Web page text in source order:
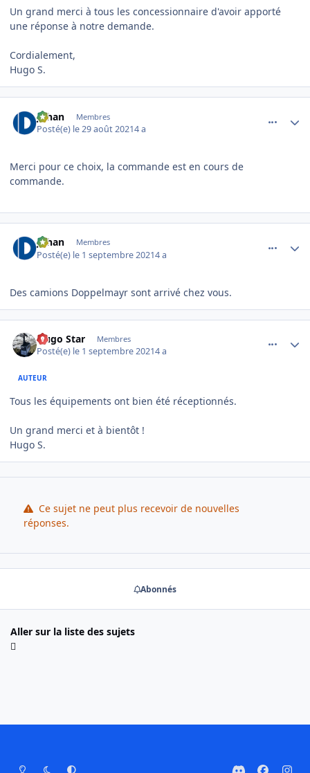
Un grand merci à tous les concessionnaire d'avoir apporté
une réponse à notre demande.
Cordialement,
Hugo S.
Johan Membres
Posté(e) le 29 août 20214 a
Merci pour ce choix, la commande est en cours de
commande.
Johan Membres
Posté(e) le 1 septembre 20214 a
Des camions Doppelmayr sont arrivé chez vous.
Hugo Star Membres
Posté(e) le 1 septembre 20214 a
AUTEUR
Tous les équipements ont bien été réceptionnés.
Un grand merci et à bientôt !
Hugo S.
Ce sujet ne peut plus recevoir de nouvelles
réponses.
Abonnés
Aller sur la liste des sujets
Mode ClairMode SombrePréférence Système d